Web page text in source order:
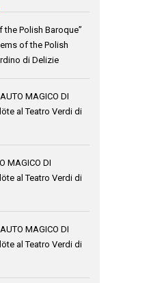
Polish Baroque”
of the Polish
di Delizie
MAGICO DI
al Teatro Verdi di
MAGICO DI
al Teatro Verdi di
MAGICO DI
al Teatro Verdi di